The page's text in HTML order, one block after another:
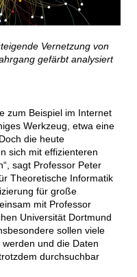
Vernetzung von
gefärbt analysiert
zum Beispiel im Internet
Werkzeug, etwa eine
die heute
sich mit effizienteren
sagt Professor Peter
Theoretische Informatik
für große
mit Professor
Universität Dortmund
sollen viele
und die Daten
durchsuchbar